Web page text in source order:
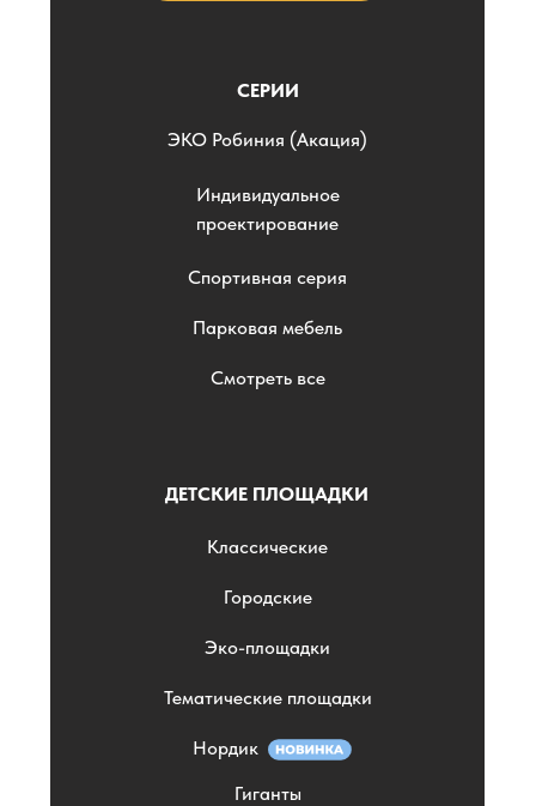
СЕРИИ
ЭKO Робиния (Акация)
Спортивная серия
Парковая мебель
Смотреть все
Индивидуальное
проектирование
ДЕТСКИЕ ПЛОЩАДКИ
Классические
Городские
Эко-площадки
Тематические площадки
Нордик
Гиганты